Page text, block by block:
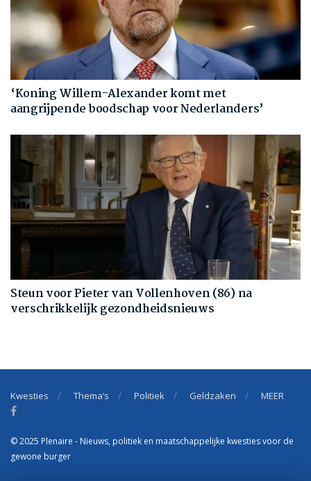
‘Koning Willem-Alexander komt met
aangrijpende boodschap voor Nederlanders’
Steun voor Pieter van Vollenhoven (86) na
verschrikkelijk gezondheidsnieuws
Kwesties Thema’s Politiek Geldzaken MEER
© 2025 Plenaire - Nieuws, politiek en maatschappelijke kwesties voor de
gewone burger